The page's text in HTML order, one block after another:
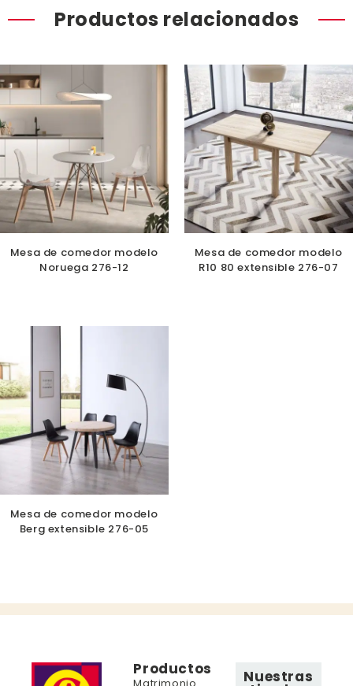
Productos relacionados
Mesa de comedor modelo
Noruega 276-12
Mesa de comedor modelo
R10 80 extensible 276-07
Mesa de comedor modelo
Berg extensible 276-05
Productos Nuestras